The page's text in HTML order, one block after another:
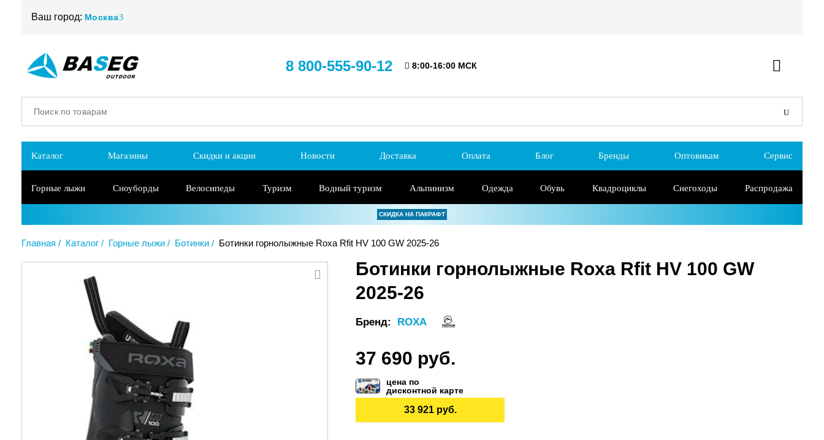
Ваш город: Москва
8 800-555-90-12 8:00-16:00 МСК
Каталог Магазины Скидки и акции Новости Доставка Оплата Блог Бренды Оптовикам Сервис
Горные лыжи Сноуборды Велосипеды Туризм Водный туризм Альпинизм Одежда Обувь Квадроциклы Снегоходы Распродажа
СКИДКА НА ПАКРАФТ
Главная Каталог Горные лыжи Ботинки Ботинки горнолыжные Roxa Rfit HV 100 GW 2025-26
Ботинки горнолыжные Roxa Rfit HV 100 GW
2025-26
Бренд: ROXA
37 690 руб.
цена по
дисконтной карте
33 921 руб.